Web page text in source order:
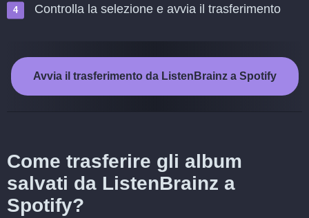
Controlla la selezione e avvia il trasferimento
Avvia il trasferimento da ListenBrainz a Spotify
Come trasferire gli album
salvati da ListenBrainz a
Spotify?